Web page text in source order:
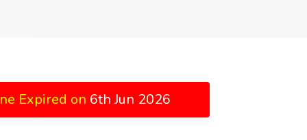
Expired on 6th Jun 2026